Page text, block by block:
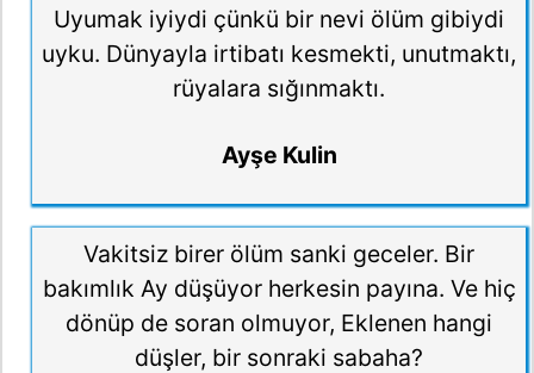
Uyumak iyiydi çünkü bir nevi ölüm gibiydi
uyku. Dünyayla irtibatı kesmekti, unutmaktı,
rüyalara sığınmaktı.
Ayşe Kulin
Vakitsiz birer ölüm sanki geceler. Bir
bakımlık Ay düşüyor herkesin payına. Ve hiç
dönüp de soran olmuyor, Eklenen hangi
düşler, bir sonraki sabaha?